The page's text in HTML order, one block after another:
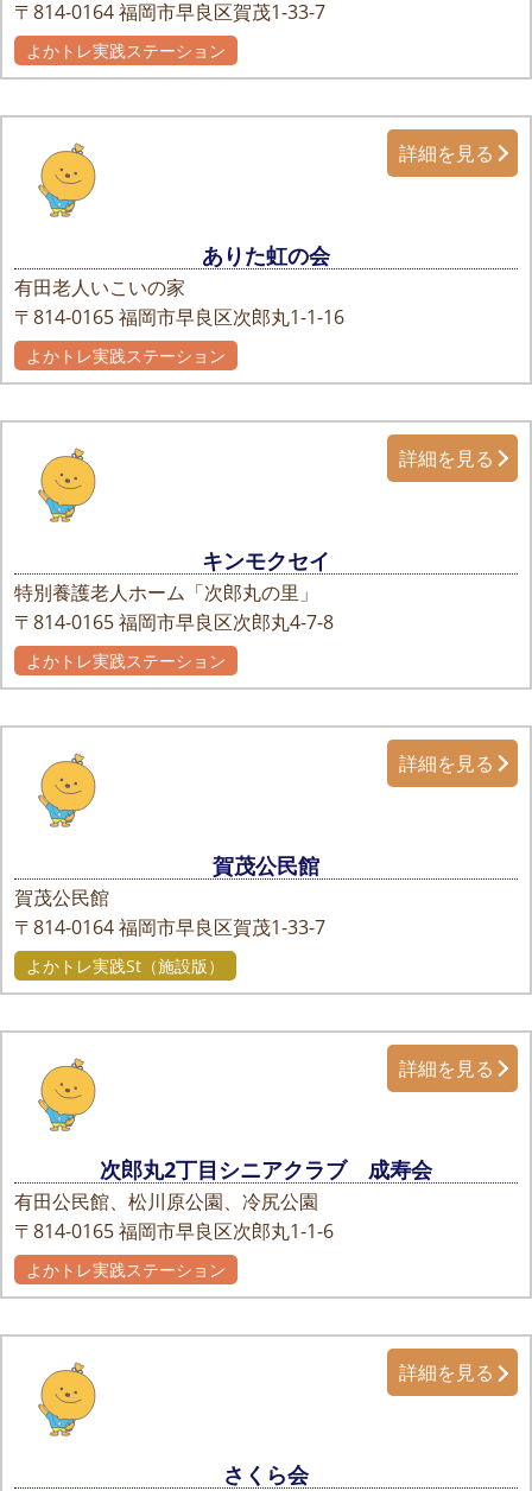
〒814-0164福岡市早良区賀茂1-33-7
よかトレ実践ステーション
ありた虹の会
有田老人いこいの家
〒814-0165福岡市早良区次郎丸1-1-16
詳細を見る
よかトレ実践ステーション
キンモクセイ
特別養護老人ホーム「次郎丸の里」
〒814-0165福岡市早良区次郎丸4-7-8
詳細を見る
よかトレ実践ステーション
賀茂公民館
賀茂公民館
〒814-0164福岡市早良区賀茂1-33-7
詳細を見る
よかトレ実践St（施設版）
次郎丸2丁目シニアクラブ 成寿会
有田公民館、松川原公園、冷尻公園
〒814-0165福岡市早良区次郎丸1-1-6
詳細を見る
よかトレ実践ステーション
さくら会
詳細を見る